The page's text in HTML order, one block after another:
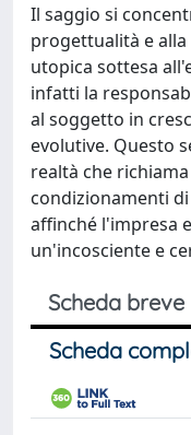
Il saggio si
progettualità e
utopica sottesa
infatti la
al soggetto in
evolutive. Questo
realtà che
condizionamenti
affinché l'impresa
un'incosciente e
Scheda breve
Scheda